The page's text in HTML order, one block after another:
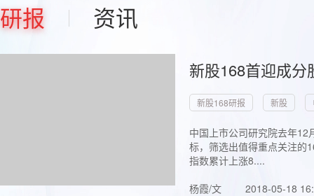
研报 资讯
新股168首迎成
新股168研报 新股
中国上市公司研究院去年
标，筛选出值得重点关注的
指数累计上涨8....
杨霞/文
2018-05-18